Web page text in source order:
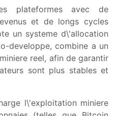
plateformes avec de
et de longs cycles
un systeme d\'allocation
developpe, combine a un
reel, afin de garantir
sont plus stables et
l\'exploitation miniere